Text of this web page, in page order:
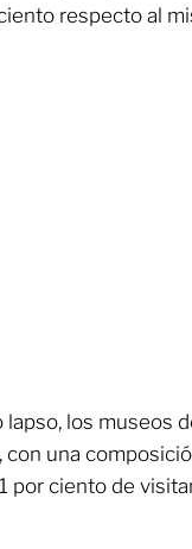
respecto al
los museos
, con una
por ciento de